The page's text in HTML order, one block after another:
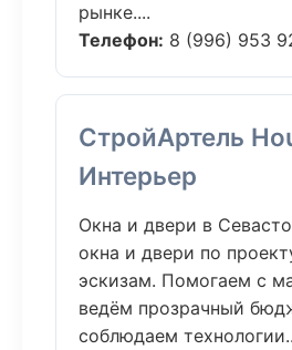
рынке....
Телефон: 8 (996) 953
СтройАртель
Интерьер
Окна и двери в
окна и двери по
эскизам. Помогаем с
ведём прозрачный
соблюдаем